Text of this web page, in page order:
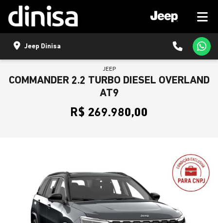
Jeep Dinisa
JEEP
COMMANDER 2.2 TURBO DIESEL OVERLAND
AT9
R$ 269.980,00